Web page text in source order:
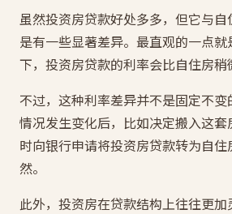
虽然投资房贷款好处多多，但它与
是有一些显著差异。最直观的一点
下，投资房贷款的利率会比自住房稍
不过，这种利率差异并不是固定不
情况发生变化后，比如决定搬入这
时向银行申请将投资房贷款转为自
然。
此外，投资房在贷款结构上往往更